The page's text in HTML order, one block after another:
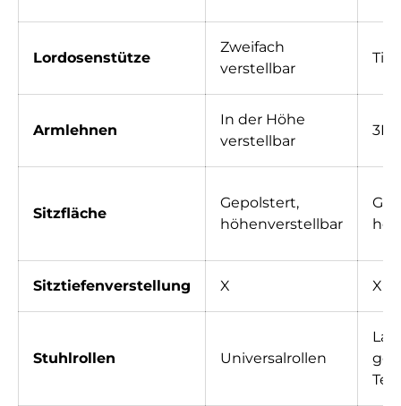
Lordosenstütze
Zweifach
verstellbar
Armlehnen
In der Höhe
verstellbar
Sitzfläche
Gepolstert,
höhenverstellbar
Sitztiefenverstellung X X
Stuhlrollen Universalrollen